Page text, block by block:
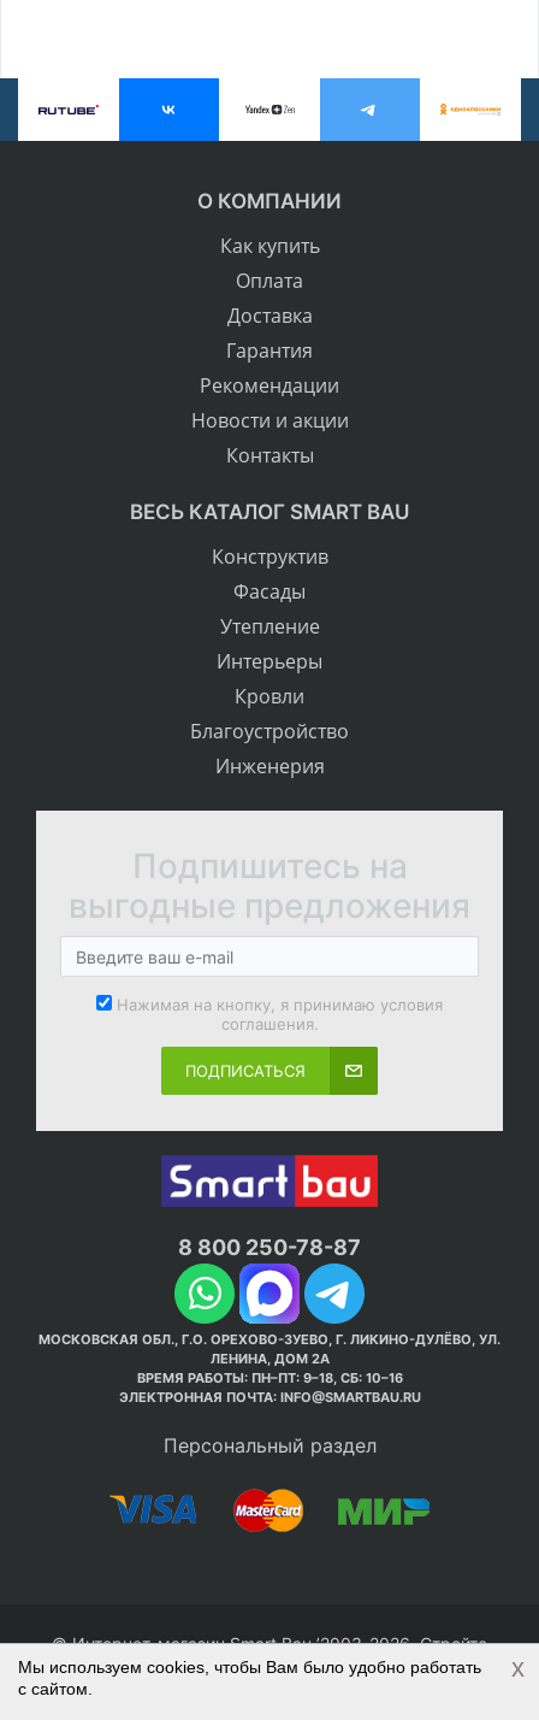
О КОМПАНИИ
Как купить
Оплата
Доставка
Гарантия
Рекомендации
Новости и акции
Контакты
ВЕСЬ КАТАЛОГ SMART BAU
Конструктив
Фасады
Утепление
Интерьеры
Кровли
Благоустройство
Инженерия
Подпишитесь на
выгодные предложения
Нажимая на кнопку, я принимаю условия
соглашения.
ПОДПИСАТЬСЯ
8 800 250-78-87
МОСКОВСКАЯ ОБЛ., Г.О. ОРЕХОВО-ЗУЕВО, Г. ЛИКИНО-ДУЛЁВО, УЛ.
ЛЕНИНА, ДОМ 2А
ВРЕМЯ РАБОТЫ: ПН–ПТ: 9–18, СБ: 10–16
ЭЛЕКТРОННАЯ ПОЧТА: INFO@SMARTBAU.RU
Персональный раздел
© Интернет-магазин Smart Bau ’2003-2026. Стройте
правильно с 1-го раза.
Политика обработки персональных данных
Мы используем cookies, чтобы Вам было удобно работать
с сайтом.
x